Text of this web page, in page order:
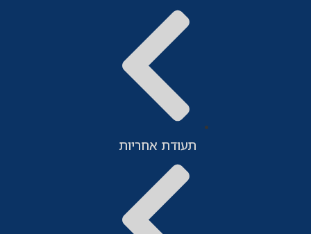
תעודת אחריות